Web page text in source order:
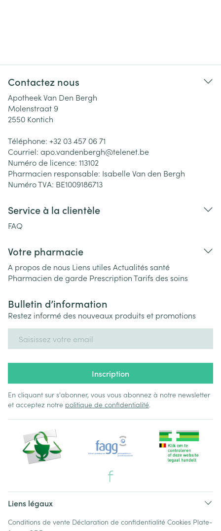
Contactez nous
Apotheek Van Den Bergh
Molenstraat 9
2550 Kontich
Téléphone: +32 03 457 06 71
Courriel: apo.vandenbergh@telenet.be
Numéro de licence: 113102
Pharmacien responsable: Isabelle Van den Bergh
Numéro TVA: BE1009186713
Service à la clientèle
FAQ
Votre pharmacie
A propos de nous Liens utiles Actualités santé
Pharmacien de garde PrescriptionTarifs des soins
Bulletin d’information
Restez informé des nouveaux produits et promotions
Inscription
En cliquant sur s'abonner, vous vous abonnez à notre newsletter
et acceptez notre politique de confidentialité.
Liens légaux
Conditions de vente Déclaration de confidentialité Cookies Plate-